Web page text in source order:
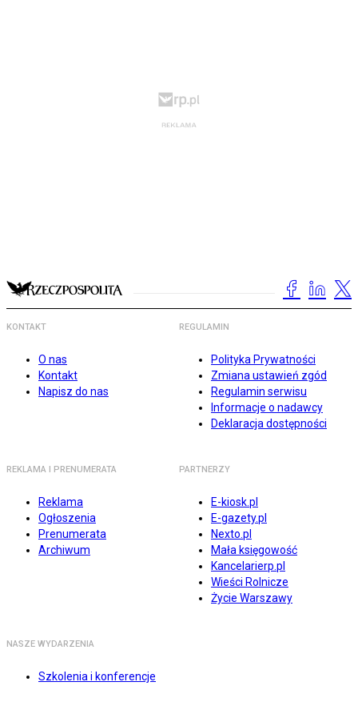
KONTAKT
O nas
Kontakt
Napisz do nas
REGULAMIN
Polityka Prywatności
Zmiana ustawień zgód
Regulamin serwisu
Informacje o nadawcy
Deklaracja dostępności
REKLAMA I PRENUMERATA
Reklama
Ogłoszenia
Prenumerata
Archiwum
PARTNERZY
E-kiosk.pl
E-gazety.pl
Nexto.pl
Mała księgowość
Kancelarierp.pl
Wieści Rolnicze
Życie Warszawy
NASZE WYDARZENIA
Szkolenia i konferencje